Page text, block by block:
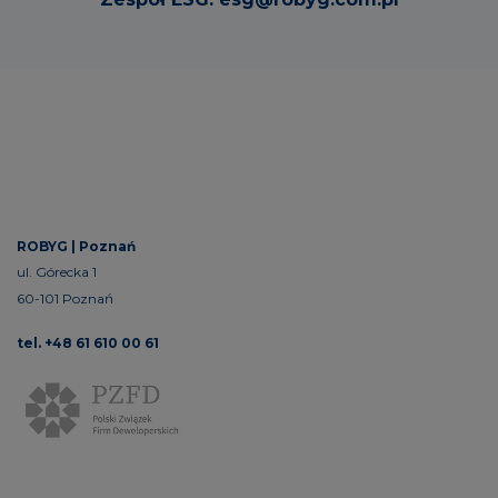
ROBYG | Poznań
ul. Górecka 1
60-101 Poznań
tel. +48 61 610 00 61